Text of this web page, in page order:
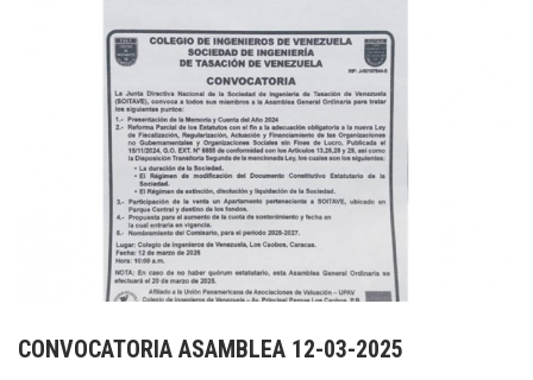
CONVOCATORIA ASAMBLEA 12-03-2025